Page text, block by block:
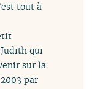
tout à
qui
sur la
par